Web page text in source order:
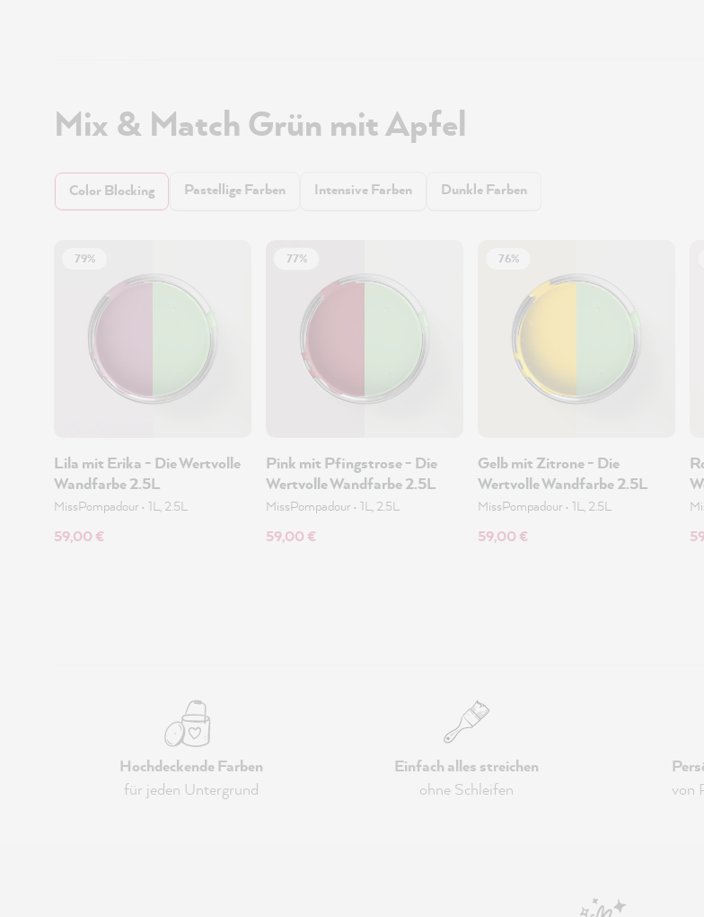
Mix & Match Grün mit Apfel
Color Blocking Pastellige Farben Intensive Farben Dunkle Farben
79%
Lila mit Erika - Die Wertvolle
Wandfarbe 2.5L
MissPompadour • 1L, 2.5L
59,00 €
77%
Pink mit Pfingstrose - Die
Wertvolle Wandfarbe 2.5L
MissPompadour • 1L, 2.5L
59,00 €
76%
Gelb mit Zitrone - Die
Wertvolle Wandfarbe 2.5L
MissPompadour • 1L, 2.5L
59,00 €
Hochdeckende Farben
für jeden Untergrund
Einfach alles streichen
ohne Schleifen
von